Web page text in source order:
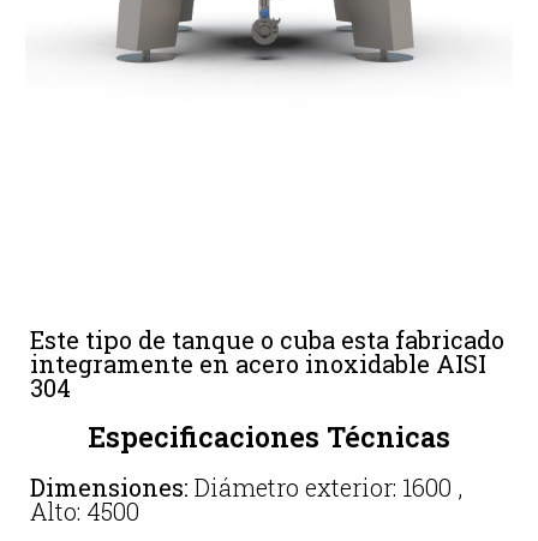
Este tipo de tanque o cuba esta fabricado
integramente en acero inoxidable AISI
304
Especificaciones Técnicas
Dimensiones: Diámetro exterior: 1600 ,
Alto: 4500